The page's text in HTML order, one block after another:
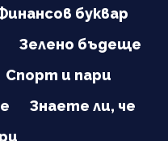
буквар
Зелено бъдеще
Спорт и пари
Знаете ли, че